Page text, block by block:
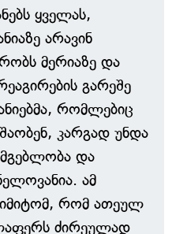
ყველას,
არავინ
მერიაზე და
გარეშე
რომლებიც
კარგად უნდა
და
ამ
იმიტომ, რომ ათეულ
ძირეულად